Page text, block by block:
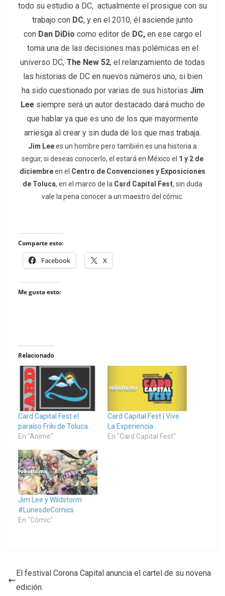
todo su estudio a DC, actualmente el prosigue con su
trabajo con DC, y en el 2010, él asciende junto
con Dan DiDio como editor de DC, en ese cargo el
toma una de las decisiones mas polémicas en el
universo DC, The New 52, el relanzamiento de todas
las historias de DC en nuevos números uno, si bien
ha sido cuestionado por varias de sus historias Jim
Leesiempre será un autor destacado dará mucho de
que hablar ya que es uno de los que mayormente
arriesga al crear y sin duda de los que mas trabaja.
Jim Leees un hombre pero también es una historia a
seguir, si deseas conocerlo, el estará en México el 1 y 2 de
diciembreen el Centro de Convenciones y Exposiciones
de Toluca, en el marco de la Card Capital Fest, sin duda
vale la pena conocer a un maestro del cómic.
Comparte esto:
Facebook X
Me gusta esto:
Relacionado
Card Capital Fest el
paraíso Friki de Toluca.
En "Anime"
Card Capital Fest | Vive
La Experiencia
En "Card Capital Fest"
Jim Lee y Wildstorm
#LunesdeComics
En "Cómic"
El festival Corona Capital anuncia el cartel de su novena
edición.